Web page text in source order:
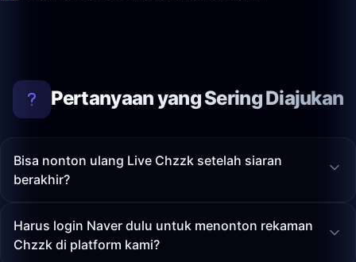
Pertanyaan yang Sering Diajukan
Bisa nonton ulang Live Chzzk setelah siaran
berakhir?
Harus login Naver dulu untuk menonton rekaman
Chzzk di platform kami?